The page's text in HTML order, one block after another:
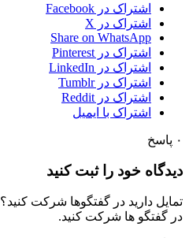
اشتراک در Facebook
اشتراک در X
Share on WhatsApp
اشتراک در Pinterest
اشتراک در LinkedIn
اشتراک در Tumblr
اشتراک در Reddit
اشتراک با ایمیل
۰ پاسخ
دیدگاه خود را ثبت کنید
تمایل دارید در گفتگوها شرکت کنید؟
در گفتگو ها شرکت کنید.